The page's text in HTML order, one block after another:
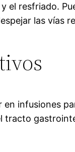
el resfriado.
las vías
en infusiones
tracto